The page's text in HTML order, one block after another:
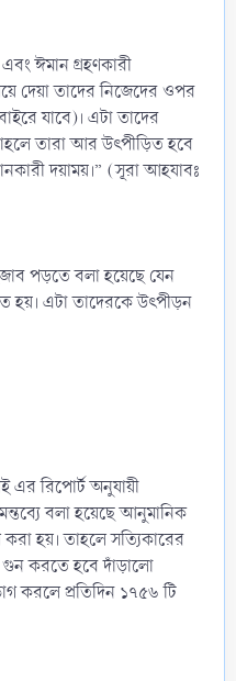
ঈমান গ্রহণকারী
দেয়া তাদের নিজেদের ওপর
যাবে)। এটা তাদের
তারা আর উৎপীড়িত হবে
দয়াময়।” (সূরা আহযাবঃ
পড়তে বলা হয়েছে যেন
হয়। এটা তাদেরকে উৎপীড়ন
রিপোর্ট অনুযায়ী
বলা হয়েছে আনুমানিক
হয়। তাহলে সত্যিকারের
করতে হবে দাঁড়ালো
করলে প্রতিদিন ১৭৫৬ টি